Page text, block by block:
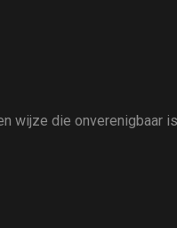
wijze die onverenigbaar